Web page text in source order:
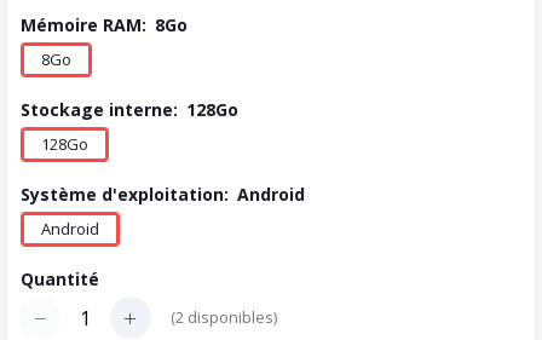
Mémoire RAM: 8Go
8Go
Stockage interne: 128Go
128Go
Système d'exploitation: Android
Android
Quantité
(2 disponibles)